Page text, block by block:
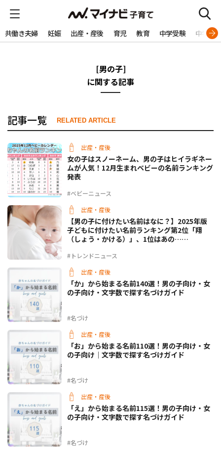
共働き夫婦 妊娠 出産・産後 育児 教育 中学受験 中学生
[男の子]
に関する記事
記事一覧 RELATED ARTICLE
出産・産後
#ベビーニュース
女の子はスノーネーム、男の子はヒイラギネー
ムが人気！12月生まれベビーの名前ランキング
発表
出産・産後
#トレンドニュース
【男の子に付けたい名前はなに？】2025年版
子どもに付けたい名前ランキング第2位「翔
（しょう・かける）」、1位はあの……
出産・産後
#名づけ
「か」から始まる名前140選！男の子向け・女
の子向け・文字数で探す名づけガイド
出産・産後
#名づけ
「お」から始まる名前110選！男の子向け・女
の子向け｜文字数で探す名づけガイド
出産・産後
#名づけ
「え」から始まる名前115選！男の子向け・女
の子向け・文字数で探す名づけガイド